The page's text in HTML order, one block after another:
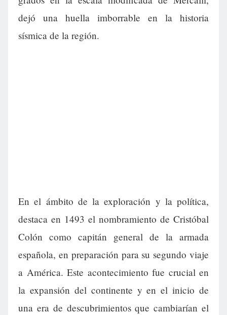
dejó una huella imborrable en la historia
sísmica de la región.
En el ámbito de la exploración y la política,
destaca en 1493 el nombramiento de Cristóbal
Colón como capitán general de la armada
española, en preparación para su segundo viaje
a América. Este acontecimiento fue crucial en
la expansión del continente y en el inicio de
una era de descubrimientos que cambiarían el